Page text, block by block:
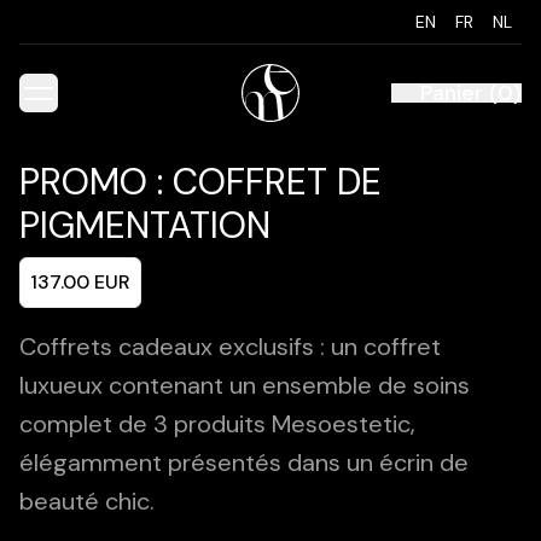
EN FR NL
Panier(0)
PROMO : COFFRET DE
PIGMENTATION
137.00 EUR
Coffrets cadeaux exclusifs : un coffret
luxueux contenant un ensemble de soins
complet de 3 produits Mesoestetic,
élégamment présentés dans un écrin de
beauté chic.